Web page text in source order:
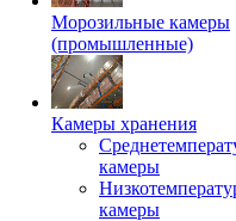
Морозильные камеры
(промышленные)
Камеры хранения
камеры
камеры